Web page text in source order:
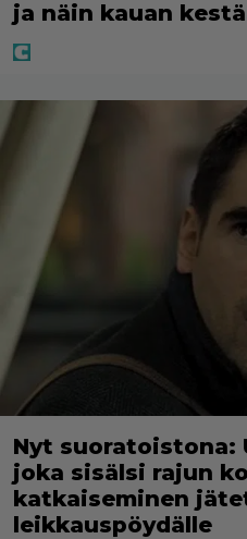
ja näin kauan
Nyt suoratoistona:
joka sisälsi rajun
katkaiseminen
leikkauspöydälle